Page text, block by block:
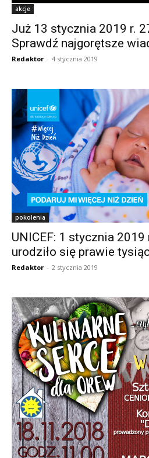
akcje
Już 13 stycznia 2019 r.
Sprawdź najgorętsze
Redaktor - 4 stycznia 2019
pokolenia
UNICEF: 1 stycznia
urodziło się prawie
Redaktor - 2 stycznia 2019